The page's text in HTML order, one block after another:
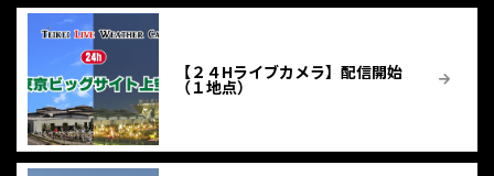
【２４Hライブカメラ】配信開始
（１地点）